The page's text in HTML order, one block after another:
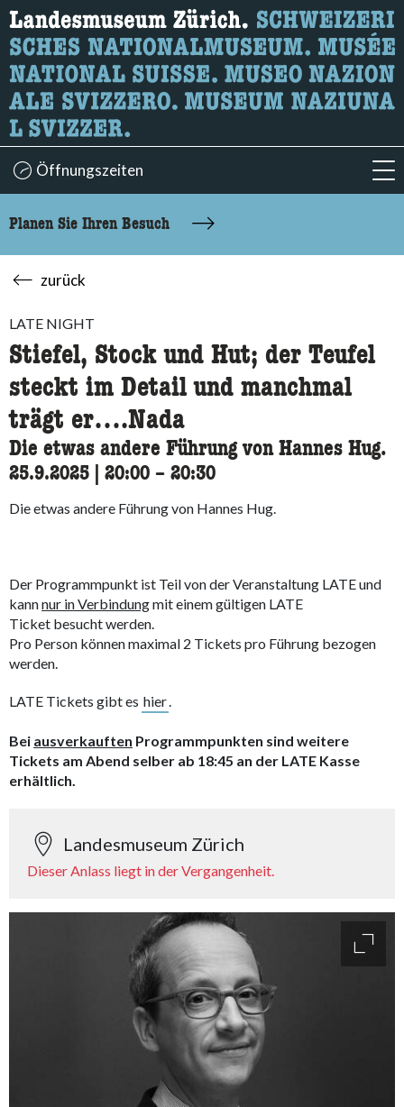
Wonach suchen Sie?
Hier können Sie nach Inhalten der Seite suchen.
Öffnungszeiten
Planen Sie Ihren Besuch
zurück
LATE NIGHT
Stiefel, Stock und Hut; der Teufel
steckt im Detail und manchmal
trägt er….Nada
Die etwas andere Führung von Hannes Hug.
25.9.2025 20:00 accessibility.time_to
– 20:30
Die etwas andere Führung von Hannes Hug.
Der Programmpunkt ist Teil von der Veranstaltung LATE und
kannnur in Verbindungmit einem gültigen LATE
Ticket besucht werden.
Pro Person können maximal 2 Tickets pro Führung bezogen
werden.
LATE Tickets gibt es hier.
Bei ausverkauften Programmpunkten sind weitere
Tickets am Abend selber ab 18:45 an der LATE Kasse
erhältlich.
Landesmuseum Zürich
Dieser Anlass liegt in der Vergangenheit.